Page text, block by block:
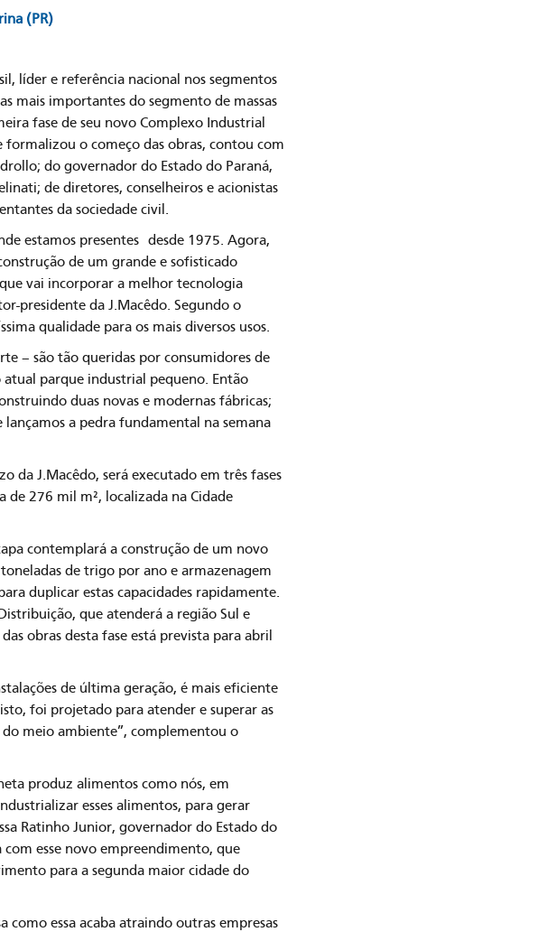
(PR)
líder e referência nacional nos segmentos
mais importantes do segmento de massas
fase de seu novo Complexo Industrial
o começo das obras, contou com
do governador do Estado do Paraná,
de diretores, conselheiros e acionistas
da sociedade civil.
estamos presentes desde 1975. Agora,
de um grande e sofisticado
vai incorporar a melhor tecnologia
presidente da J.Macêdo. Segundo o
qualidade para os mais diversos usos.
– são tão queridas por consumidores de
parque industrial pequeno. Então
duas novas e modernas fábricas;
a pedra fundamental na semana
J.Macêdo, será executado em três fases
de 276 mil m², localizada na Cidade
contemplará a construção de um novo
de trigo por ano e armazenagem
duplicar estas capacidades rapidamente.
que atenderá a região Sul e
obras desta fase está prevista para abril
de última geração, é mais eficiente
foi projetado para atender e superar as
do meio ambiente”, complementou o
produz alimentos como nós, em
esses alimentos, para gerar
Ratinho Junior, governador do Estado do
com esse novo empreendimento, que
para a segunda maior cidade do
essa acaba atraindo outras empresas